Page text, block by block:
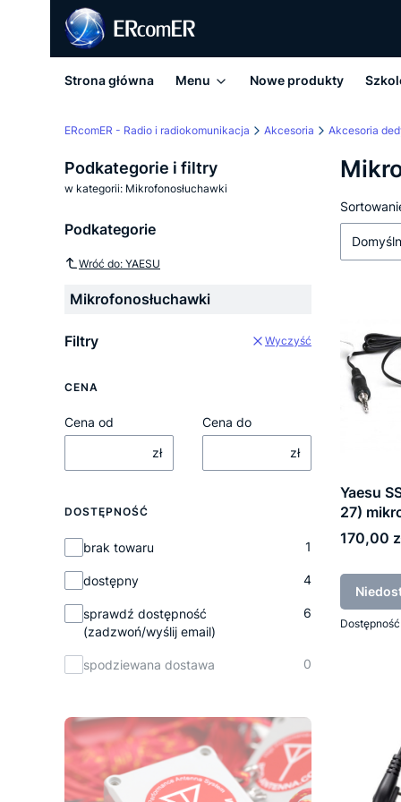
Strona główna Menu Nowe produkty
ERcomER - Radio i radiokomunikacja Akcesoria Akcesoria
Podkategorie i filtry
w kategorii: Mikrofonosłuchawki
Podkategorie
Wróć do: YAESU
Mikrofonosłuchawki
Filtry Wyczyść
CENA
Cena od
zł
Cena do
zł
DOSTĘPNOŚĆ
Dostępność
brak towaru 1
dostępny 4
sprawdź dostępność
(zadzwoń/wyślij email)
6
spodziewana dostawa 0
Lista
Yaesu
27)
Cena
170,00